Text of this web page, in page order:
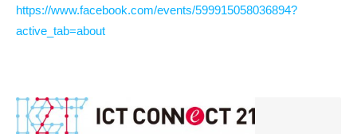
https://www.facebook.com/events/599915058036894?
active_tab=about